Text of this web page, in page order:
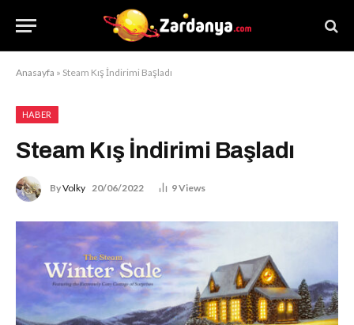
Anasayfa » Steam Kış İndirimi Başladı
HABER
Steam Kış İndirimi Başladı
ByVolky 20/06/2022 9Views